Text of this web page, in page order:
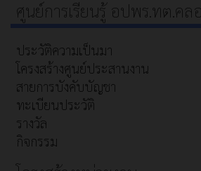
ศูนย์การเรียนรู้ อปพร.ทต.คล
ประวัติความเป็นมา
โครงสร้างศูนย์ประสานงาน
สายการบังคับบัญชา
ทะเบียนประวัติ
รางวัล
กิจกรรม